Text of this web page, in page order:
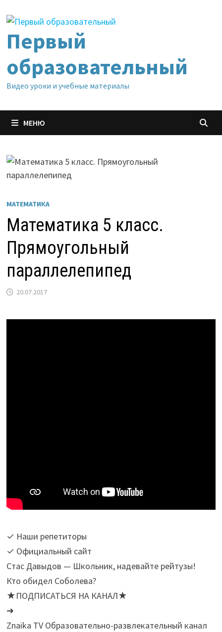
содержимому
Первый
образовательный
Видео уроки и учебные материалы
МЕНЮ
МАТЕМАТИКА
Математика 5 класс.
Прямоугольный
параллелепипед
20.07.2017
✓ Наши репетиторы
✓ Официальный сайт
Стас Давыдов — Школьник, надевайте рейтузы!
Кто обидел Соболева?
★ПОДПИСАТЬСЯ НА КАНАЛ★
➜
Znaika TV Образовательно-развлекательный канал